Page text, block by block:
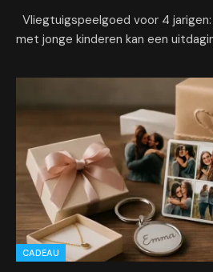
Vliegtuigspeelgoed voor 4
met jonge kinderen kan een
CADEAU